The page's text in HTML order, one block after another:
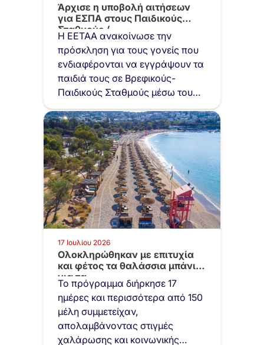
Άρχισε η υποβολή αιτήσεων
για ΕΣΠΑ στους Παιδικούς
Σταθμούς /…
Η ΕΕΤΑΑ ανακοίνωσε την
πρόσκληση για τους γονείς που
ενδιαφέρονται να εγγράψουν τα
παιδιά τους σε Βρεφικούς-
Παιδικούς Σταθμούς μέσω του…
17 Ιουλίου 2026
Ολοκληρώθηκαν με επιτυχία
και φέτος τα θαλάσσια μπάνια
για τα…
Το πρόγραμμα διήρκησε 17
ημέρες και περισσότερα από 150
μέλη συμμετείχαν,
απολαμβάνοντας στιγμές
χαλάρωσης και κοινωνικής